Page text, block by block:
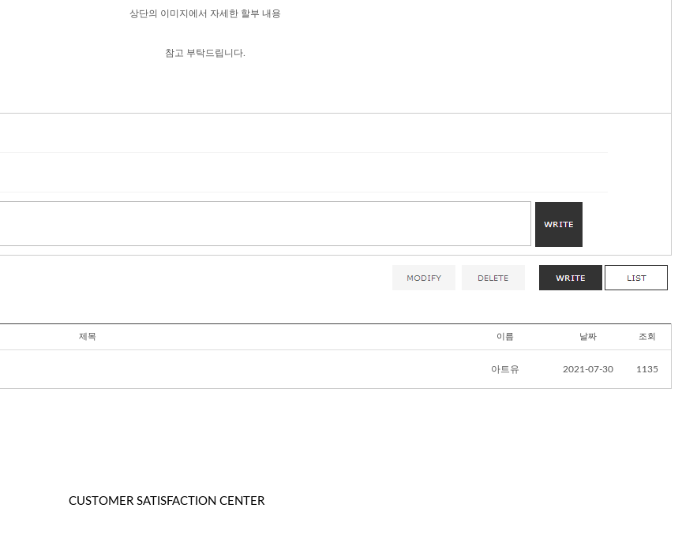
상단의 이미지에서 자세한 할부 내용
참고 부탁드립니다.
제목 이름 날짜 조회
아트유 2021-07-30 1135
CUSTOMER SATISFACTION CENTER